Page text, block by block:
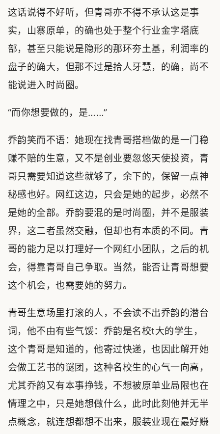
这话说得不好听，但青哥亦不得不承认这是事
实，山寨原单，的确也处于整个行业金字塔底
部，甚至只能说是隐形的那环夯土基，利润率的
盘子的确大，但那不过是拾人牙慧，的确，尚不
能说进入时尚圈。
“而你想要做的，是……”
乔韵笑而不语：她现在找青哥搭档做的是一门稳
赚不赔的生意，又不是创业要忽悠天使投资，青
哥只需要知道这些就够了，余下的，保留一点神
秘感也好。网红这边，只会是她的起步，必然不
是她的全部。乔韵要混的是时尚圈，并不是服装
界，这二者虽然交融，但却也有本质的不同。青
哥的能力足以打理好一个网红小团队，之后的机
会，得靠青哥自己争取。当然，能否让青哥想要
这个机会，也需要她的努力。
青哥生意场里打滚的人，不会读不出乔韵的潜台
词，他不由有些气馁：乔韵是名校t大的学生，
这个青哥是知道的，他寄过快递，也因此解开她
会做工艺书的谜团，这种名校生的心气一向高，
尤其乔韵又有本事挣钱，不想被原单业局限也在
情理之中，只是她想做什么，此时此刻他并无半
点概念，就连想都想不出来，服装业现在最好赚